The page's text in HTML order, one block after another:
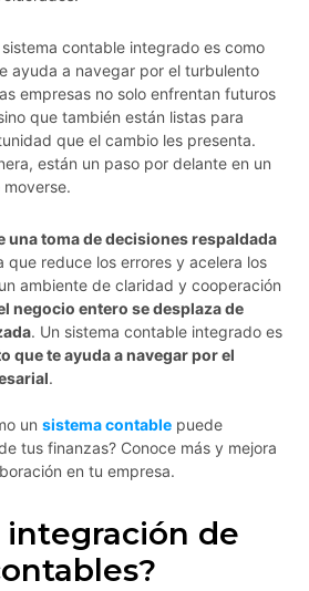
contable integrado es como
ayuda a navegar por el turbulento
empresas no solo enfrentan futuros
que también están listas para
que el cambio les presenta.
están un paso por delante en un
una toma de decisiones respaldada
que reduce los errores y acelera los
ambiente de claridad y cooperación
negocio entero se desplaza de
. Un sistema contable integrado es
que te ayuda a navegar por el
.
un sistema contable puede
tus finanzas? Conoce más y mejora
en tu empresa.
integración de